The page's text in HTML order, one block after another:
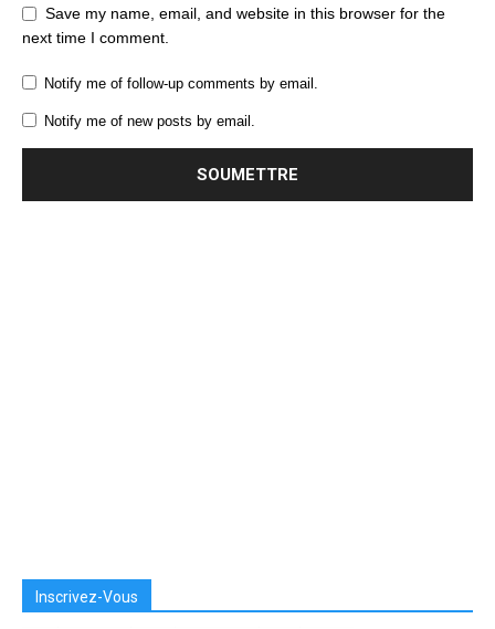
Save my name, email, and website in this browser for the
next time I comment.
Notify me of follow-up comments by email.
Notify me of new posts by email.
Inscrivez-Vous